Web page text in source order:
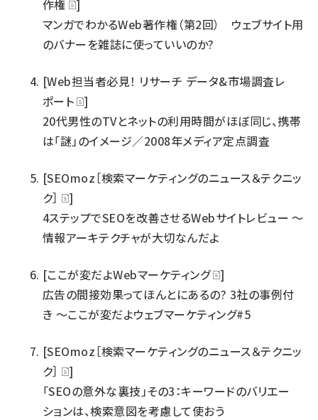
作権
]
マンガでわかるWeb著作権（第2回） ウェブサイト用
のバナーを雑誌に使っていいのか?
[Web担当者必見！ リサーチ データ&市場調査レ
ポート
]
20代男性のTVとネットの利用時間がほぼ同じ、携帯
は「謎」のイメージ／2008年メディア定点調査
[SEOmoz［検索マーケティングのニュース＆テクニッ
ク］
]
4ステップでSEOを改善させるWebサイトレビュー ～
情報アーキテクチャが大切なんだよ
[ここが変だよWebマーケティング
]
広告の間接効果ってほんとにあるの? 3社の事例付
き ～ここが変だよウェブマーケティング#5
[SEOmoz［検索マーケティングのニュース＆テクニッ
ク］
]
「SEOの意外な裏技」その3：キーワードのバリエー
ションは、検索意図を考慮して使おう